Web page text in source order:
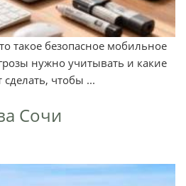
такое безопасное мобильное
нужно учитывать и какие
чтобы ...
Сочи